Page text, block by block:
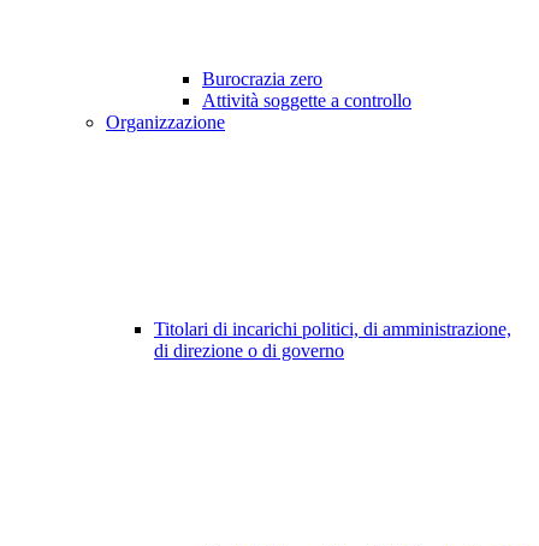
Burocrazia zero
Attività soggette a controllo
Organizzazione
Titolari di incarichi politici, di amministrazione,
di direzione o di governo